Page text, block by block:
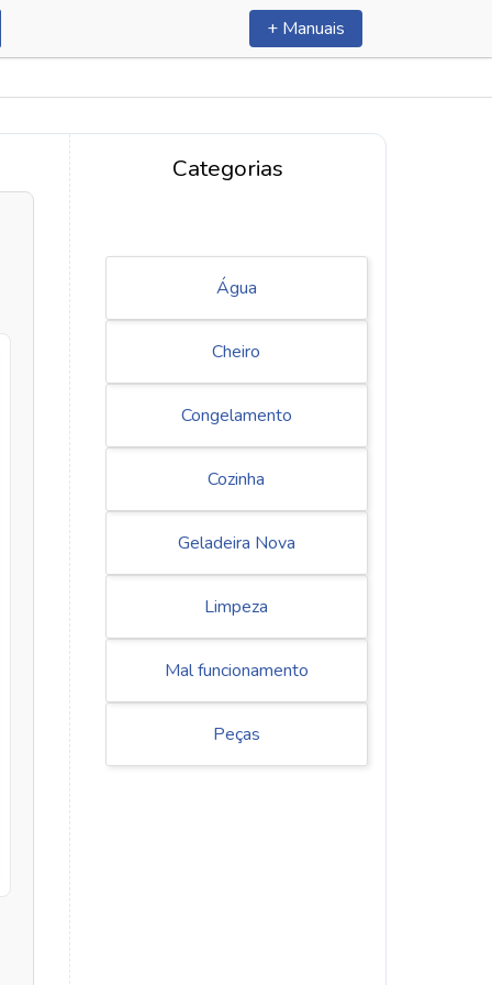
+ Manuais
Categorias
Água
Cheiro
Congelamento
Cozinha
Geladeira Nova
Limpeza
Mal funcionamento
Peças